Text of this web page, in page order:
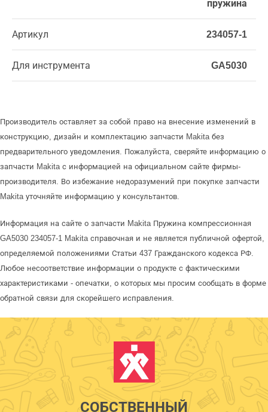
пружина
Артикул 234057-1
Для инструмента GA5030
Производитель оставляет за собой право на внесение изменений в
конструкцию, дизайн и комплектацию запчасти Makita без
предварительного уведомления. Пожалуйста, сверяйте информацию о
запчасти Makita с информацией на официальном сайте фирмы-
производителя. Во избежание недоразумений при покупке запчасти
Makita уточняйте информацию у консультантов.
Информация на сайте о запчасти Makita Пружина компрессионная
GA5030 234057-1 Makita справочная и не является публичной офертой,
определяемой положениями Статьи 437 Гражданского кодекса РФ.
Любое несоответствие информации о продукте с фактическими
характеристиками - опечатки, о которых мы просим сообщать в форме
обратной связи для скорейшего исправления.
СОБСТВЕННЫЙ